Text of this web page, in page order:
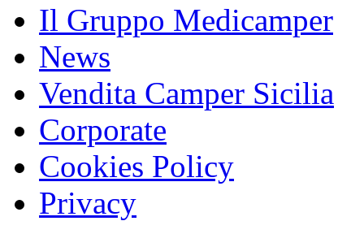
Il Gruppo Medicamper
News
Vendita Camper Sicilia
Corporate
Cookies Policy
Privacy